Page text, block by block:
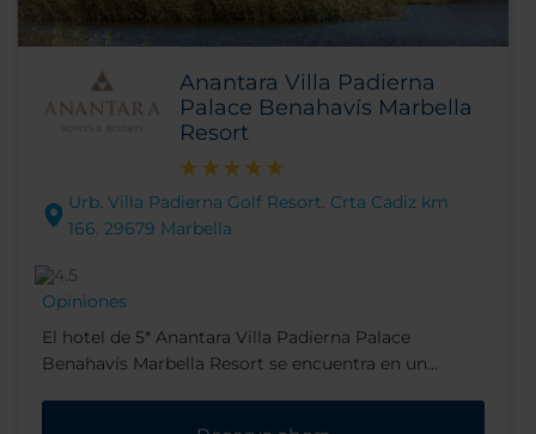
Anantara Villa Padierna
Palace Benahavís Marbella
Resort
Urb. Villa Padierna Golf Resort. Crta Cadiz km
166. 29679 Marbella
Opiniones
El hotel de 5* Anantara Villa Padierna Palace
Benahavís Marbella Resort se encuentra en un